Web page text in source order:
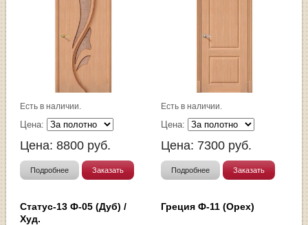
Есть в наличии.
Цена:
Цена:8800 руб.
Подробнее Заказать
Есть в наличии.
Цена:
Цена: 7300 руб.
Подробнее Заказать
Статус-13 Ф-05 (Дуб) /
Худ.
Греция Ф-11 (Орех)